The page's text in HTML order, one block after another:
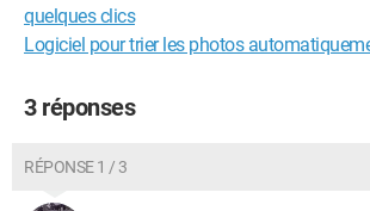
quelques clics
Logiciel pour trier les photos
3 réponses
RÉPONSE 1 / 3